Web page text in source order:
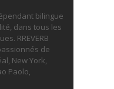
bilingue
dans tous les
RREVERB
de
New York,
Paolo,